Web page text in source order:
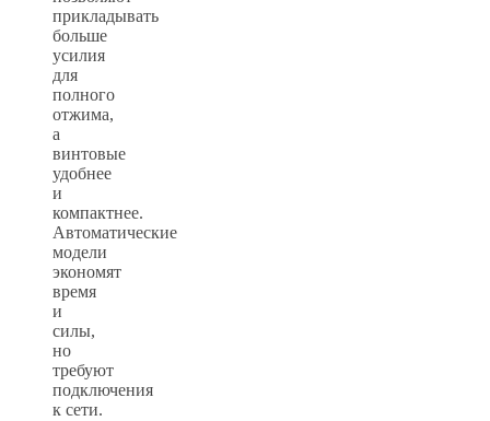
прикладывать
больше
усилия
для
полного
отжима,
а
винтовые
удобнее
и
компактнее.
Автоматические
модели
экономят
время
и
силы,
но
требуют
подключения
к сети.